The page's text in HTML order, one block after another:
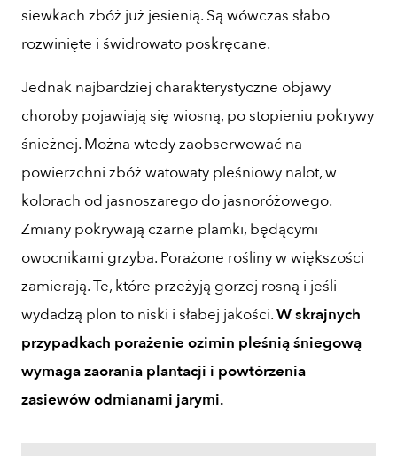
siewkach zbóż już jesienią. Są wówczas słabo
rozwinięte i świdrowato poskręcane.
Jednak najbardziej charakterystyczne objawy
choroby pojawiają się wiosną, po stopieniu pokrywy
śnieżnej. Można wtedy zaobserwować na
powierzchni zbóż watowaty pleśniowy nalot, w
kolorach od jasnoszarego do jasnoróżowego.
Zmiany pokrywają czarne plamki, będącymi
owocnikami grzyba. Porażone rośliny w większości
zamierają. Te, które przeżyją gorzej rosną i jeśli
wydadzą plon to niski i słabej jakości.W skrajnych
przypadkach porażenie ozimin pleśnią śniegową
wymaga zaorania plantacji i powtórzenia
zasiewów odmianami jarymi.